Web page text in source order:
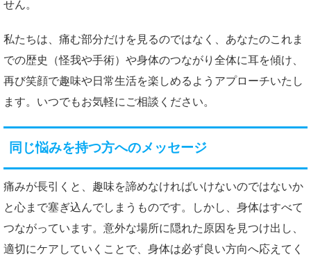
せん。
私たちは、痛む部分だけを見るのではなく、あなたのこれま
での歴史（怪我や手術）や身体のつながり全体に耳を傾け、
再び笑顔で趣味や日常生活を楽しめるようアプローチいたし
ます。いつでもお気軽にご相談ください。
同じ悩みを持つ方へのメッセージ
痛みが長引くと、趣味を諦めなければいけないのではないか
と心まで塞ぎ込んでしまうものです。しかし、身体はすべて
つながっています。意外な場所に隠れた原因を見つけ出し、
適切にケアしていくことで、身体は必ず良い方向へ応えてく